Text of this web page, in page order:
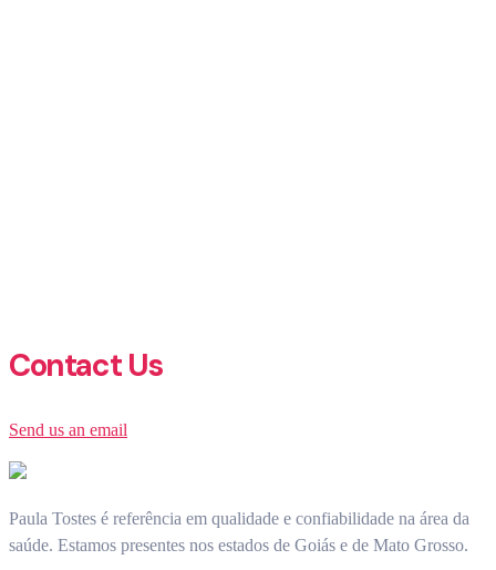
Contact Us​
Send us an email​
Paula Tostes é referência em qualidade e confiabilidade na área da
saúde. Estamos presentes nos estados de Goiás e de Mato Grosso.